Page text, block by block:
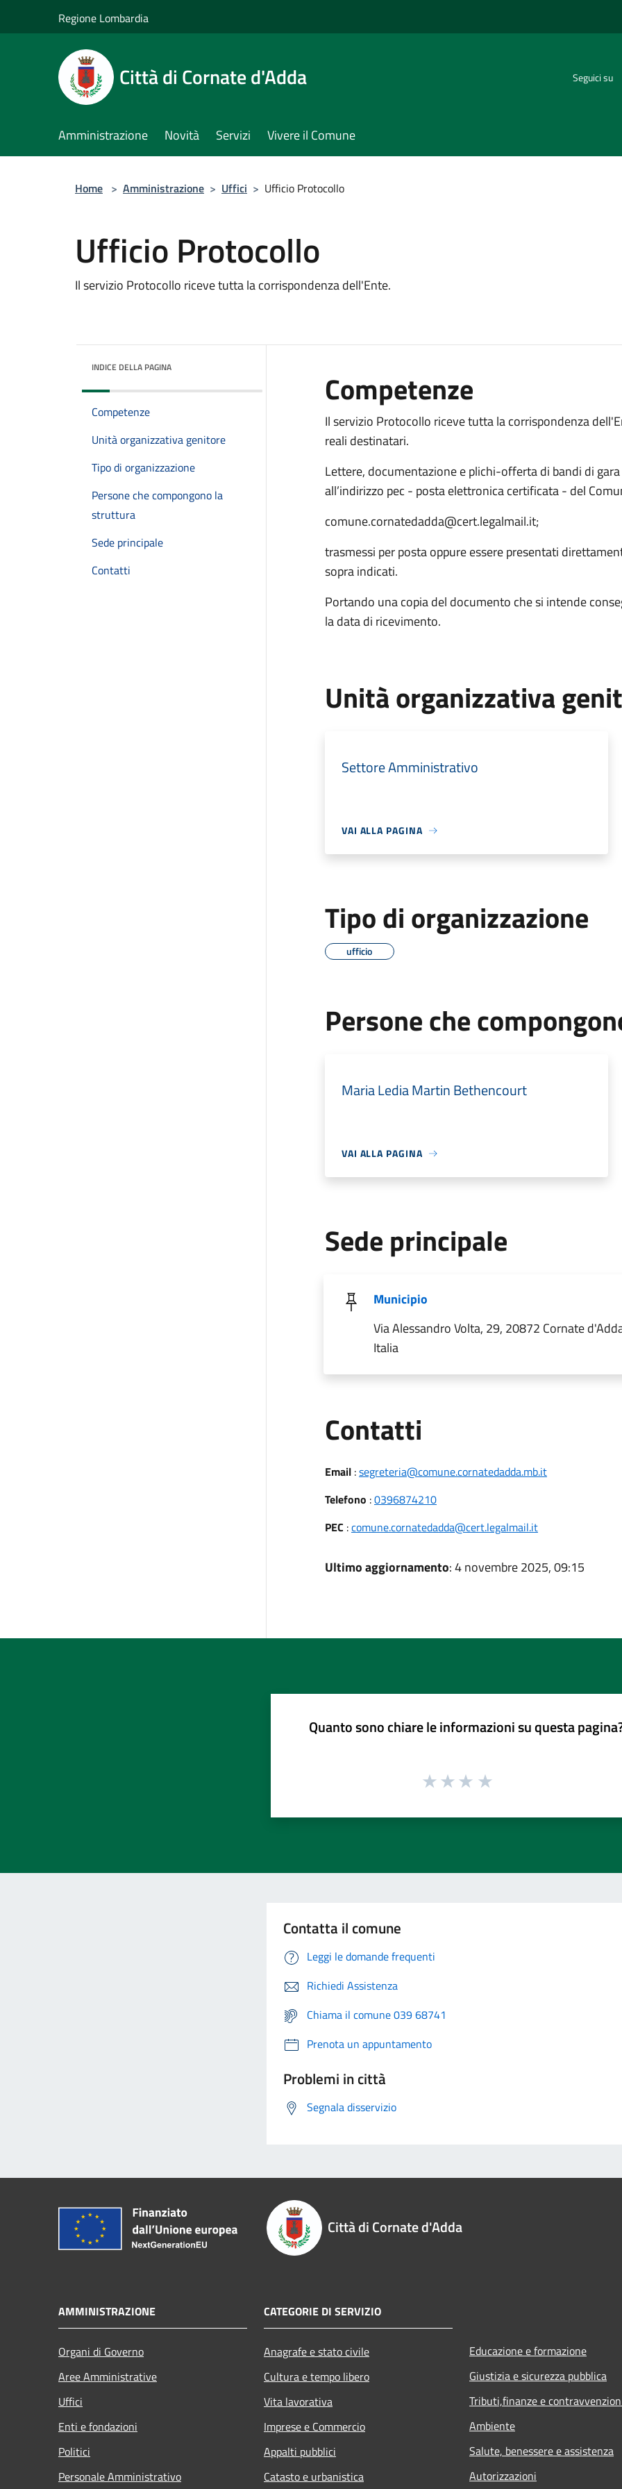
Regione Lombardia
Città di Cornate d'Adda Seguici su
Amministrazione Novità Servizi Vivere il Comune
Home > Amministrazione > Uffici > Ufficio Protocollo
Ufficio Protocollo
Il servizio Protocollo riceve tutta la corrispondenza dell'Ente.
INDICE DELLA PAGINA
Competenze
Unità organizzativa genitore
Tipo di organizzazione
Persone che compongono la
struttura
Sede principale
Contatti
Competenze
Il servizio Protocollo riceve tutta la corrispondenza
reali destinatari.
Lettere, documentazione e plichi-offerta di bandi di
all’indirizzo pec - posta elettronica certificata - del
comune.cornatedadda@cert.legalmail.it;
trasmessi per posta oppure essere presentati
sopra indicati.
Portando una copia del documento che si intende
la data di ricevimento.
Unità organizzativa
Settore Amministrativo
VAI ALLA PAGINA
Tipo di organizzazione
ufficio
Persone che
Maria Ledia Martin Bethencourt
VAI ALLA PAGINA
Sede principale
Municipio
Via Alessandro Volta, 29, 20872 Cornate
Italia
Contatti
Email:segreteria@comune.cornatedadda.mb.it
Telefono :0396874210
PEC :comune.cornatedadda@cert.legalmail.it
Ultimo aggiornamento: 4 novembre 2025, 09:15
Quanto sono chiare le informazioni su questa
Contatta il comune
Leggi le domande frequenti
Richiedi Assistenza
Chiama il comune 039 68741
Prenota un appuntamento
Problemi in città
Segnala disservizio
Città di Cornate d'Adda
AMMINISTRAZIONE
Organi di Governo
Aree Amministrative
Uffici
Enti e fondazioni
Politici
Personale Amministrativo
CATEGORIE DI SERVIZIO
Anagrafe e stato civile
Cultura e tempo libero
Vita lavorativa
Imprese e Commercio
Appalti pubblici
Catasto e urbanistica
Educazione e formazione
Giustizia e sicurezza pubblica
Tributi,finanze e
Ambiente
Salute, benessere e assistenza
Autorizzazioni